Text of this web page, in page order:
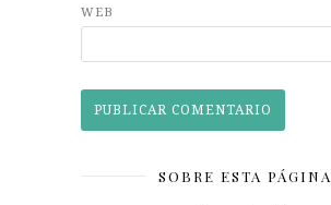
WEB
SOBRE ESTA PÁGINA